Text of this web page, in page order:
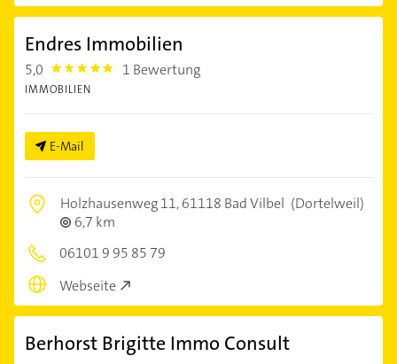
Endres Immobilien
5,0 5.0 1 Bewertung
IMMOBILIEN
E-Mail
Holzhausenweg 11,61118 Bad Vilbel (Dortelweil)
6,7 km
06101 9 95 85 79
Webseite
Berhorst Brigitte Immo Consult